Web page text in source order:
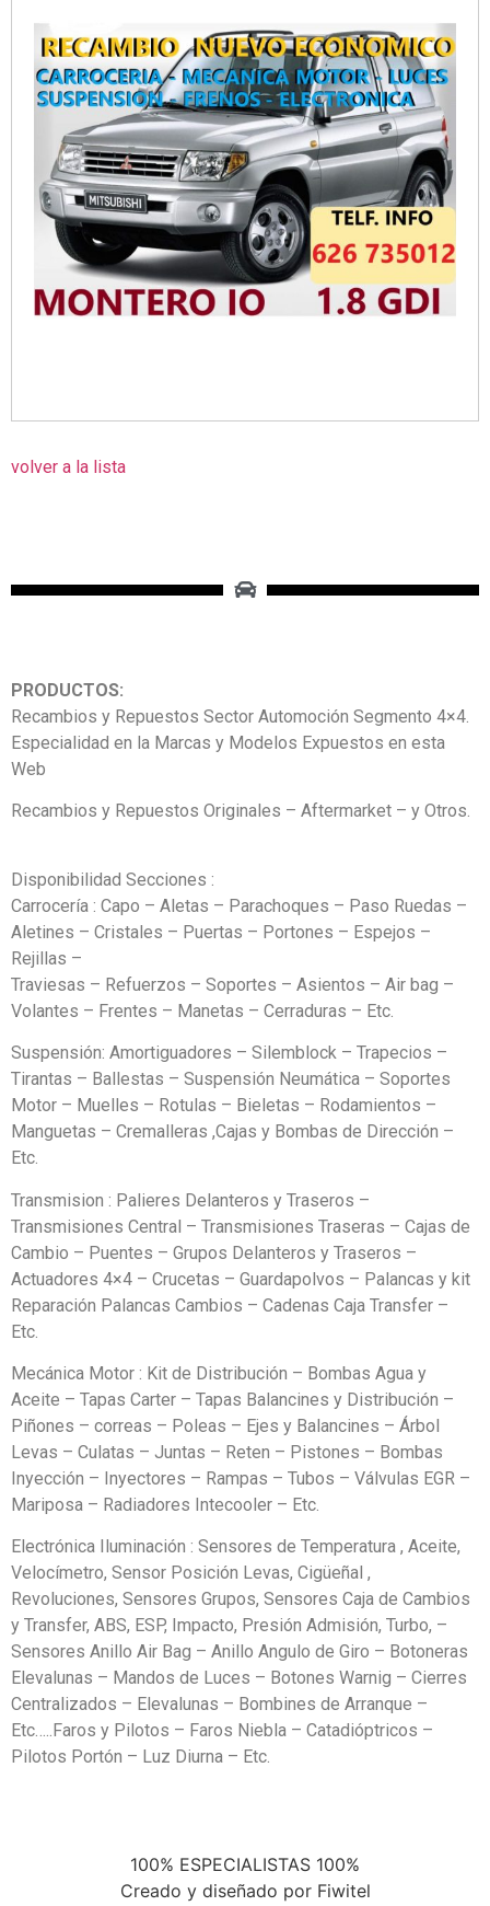
volver a la lista
PRODUCTOS:
Recambios y Repuestos Sector Automoción Segmento 4×4.
Especialidad en la Marcas y Modelos Expuestos en esta
Web
Recambios y Repuestos Originales – Aftermarket – y Otros.
Disponibilidad Secciones :
Carrocería : Capo – Aletas – Parachoques – Paso Ruedas –
Aletines – Cristales – Puertas – Portones – Espejos –
Rejillas –
Traviesas – Refuerzos – Soportes – Asientos – Air bag –
Volantes – Frentes – Manetas – Cerraduras – Etc.
Suspensión: Amortiguadores – Silemblock – Trapecios –
Tirantas – Ballestas – Suspensión Neumática – Soportes
Motor – Muelles – Rotulas – Bieletas – Rodamientos –
Manguetas – Cremalleras ,Cajas y Bombas de Dirección –
Etc.
Transmision : Palieres Delanteros y Traseros –
Transmisiones Central – Transmisiones Traseras – Cajas de
Cambio – Puentes – Grupos Delanteros y Traseros –
Actuadores 4×4 – Crucetas – Guardapolvos – Palancas y kit
Reparación Palancas Cambios – Cadenas Caja Transfer –
Etc.
Mecánica Motor : Kit de Distribución – Bombas Agua y
Aceite – Tapas Carter – Tapas Balancines y Distribución –
Piñones – correas – Poleas – Ejes y Balancines – Árbol
Levas – Culatas – Juntas – Reten – Pistones – Bombas
Inyección – Inyectores – Rampas – Tubos – Válvulas EGR –
Mariposa – Radiadores Intecooler – Etc.
Electrónica Iluminación : Sensores de Temperatura , Aceite,
Velocímetro, Sensor Posición Levas, Cigüeñal ,
Revoluciones, Sensores Grupos, Sensores Caja de Cambios
y Transfer, ABS, ESP, Impacto, Presión Admisión, Turbo, –
Sensores Anillo Air Bag – Anillo Angulo de Giro – Botoneras
Elevalunas – Mandos de Luces – Botones Warnig – Cierres
Centralizados – Elevalunas – Bombines de Arranque –
Etc…..Faros y Pilotos – Faros Niebla – Catadióptricos –
Pilotos Portón – Luz Diurna – Etc.
100% ESPECIALISTAS 100%
Creado y diseñado por Fiwitel